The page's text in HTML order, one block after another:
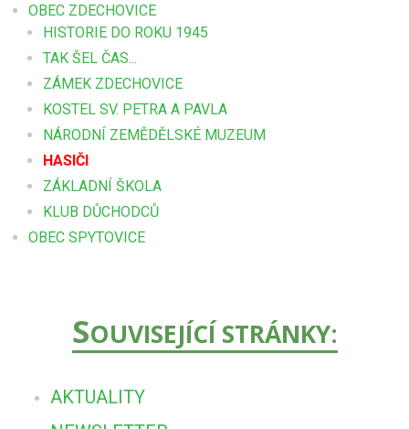
OBEC ZDECHOVICE
HISTORIE DO ROKU 1945
TAK ŠEL ČAS...
ZÁMEK ZDECHOVICE
KOSTEL SV. PETRA A PAVLA
NÁRODNÍ ZEMĚDĚLSKÉ MUZEUM
HASIČI
ZÁKLADNÍ ŠKOLA
KLUB DŮCHODCŮ
OBEC SPYTOVICE
SOUVISEJÍCÍ STRÁNKY:
AKTUALITY